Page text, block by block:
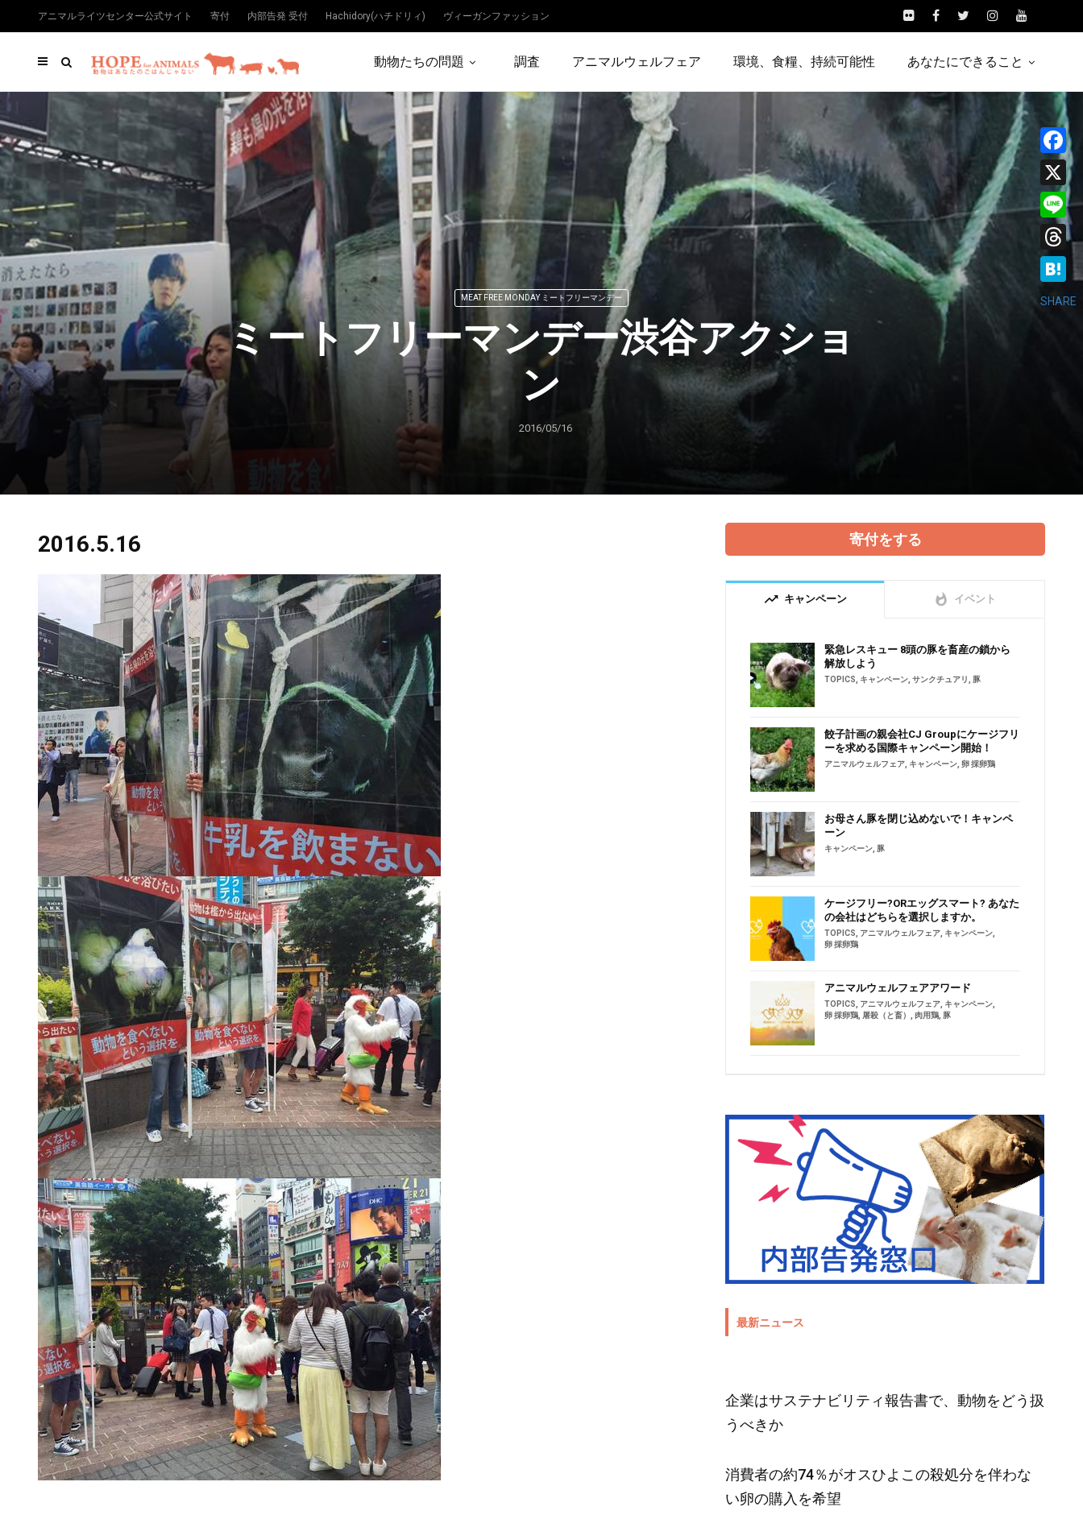
動物たちの問題 調査 アニマルウェルフェア 環境、食糧、持続可能性 あなたにできること
アニマルライツセンター公式サイト 寄付 内部告発 受付 Hachidory(ハチドリィ) ヴィーガンファッション
MEAT FREE MONDAY ミートフリーマンデー
ミートフリーマンデー渋谷アクショ
ン
2016/05/16
2016.5.16 寄付をする
trending_up キャンペーン whatshot イベント
緊急レスキュー 8頭の豚を畜産の鎖から
解放しよう
TOPICS キャンペーン ,サンクチュアリ 豚
餃子計画の親会社CJ Groupにケージフリ
ーを求める国際キャンペーン開始！
アニマルウェルフェア キャンペーン 卵 採卵鶏
お母さん豚を閉じ込めないで！キャンペ
ーン
キャンペーン 豚
ケージフリー?ORエッグスマート? あなた
の会社はどちらを選択しますか。
TOPICS アニマルウェルフェア キャンペーン
卵 採卵鶏
アニマルウェルフェアアワード
TOPICS アニマルウェルフェア キャンペーン
卵 採卵鶏 屠殺（と畜） ,肉用鶏 豚
最新ニュース
企業はサステナビリティ報告書で、動物をどう扱
うべきか
消費者の約74％がオスひよこの殺処分を伴わな
い卵の購入を希望
X
Line
Threads
Hatena
SHARE